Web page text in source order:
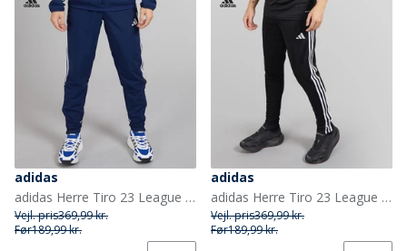
adidas
adidas Herre Tiro 23 League Vævede Træningsbukser Team Navy Blue
Vejl. pris369,99 kr.
Før189,99 kr.
adidas
adidas Herre Tiro 23 League træningsbukser Sort
Vejl. pris369,99 kr.
Før189,99 kr.